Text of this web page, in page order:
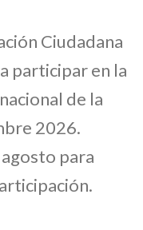
Ciudadana
participar en la
de la
2026.
para